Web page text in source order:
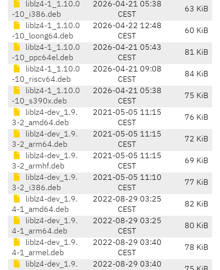
liblz4-1_1.10.0
-10_i386.deb
2026-04-21 05:38
CEST
63 KiB
liblz4-1_1.10.0
-10_loong64.deb
2026-04-22 12:48
CEST
60 KiB
liblz4-1_1.10.0
-10_ppc64el.deb
2026-04-21 05:43
CEST
81 KiB
liblz4-1_1.10.0
-10_riscv64.deb
2026-04-21 09:08
CEST
84 KiB
liblz4-1_1.10.0
-10_s390x.deb
2026-04-21 05:38
CEST
75 KiB
liblz4-dev_1.9.
3-2_amd64.deb
2021-05-05 11:15
CEST
76 KiB
liblz4-dev_1.9.
3-2_arm64.deb
2021-05-05 11:15
CEST
72 KiB
liblz4-dev_1.9.
3-2_armhf.deb
2021-05-05 11:15
CEST
69 KiB
liblz4-dev_1.9.
3-2_i386.deb
2021-05-05 11:10
CEST
77 KiB
liblz4-dev_1.9.
4-1_amd64.deb
2022-08-29 03:25
CEST
82 KiB
liblz4-dev_1.9.
4-1_arm64.deb
2022-08-29 03:25
CEST
80 KiB
liblz4-dev_1.9.
4-1_armel.deb
2022-08-29 03:40
CEST
78 KiB
liblz4-dev_1.9.
2022-08-29 03:40